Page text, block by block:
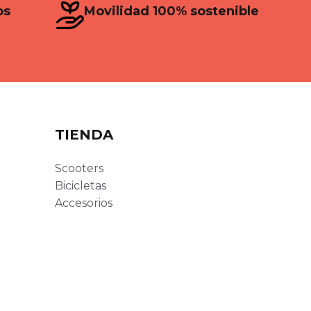
Movilidad 100% sostenible
TIENDA
Scooters
Bicicletas
Accesorios